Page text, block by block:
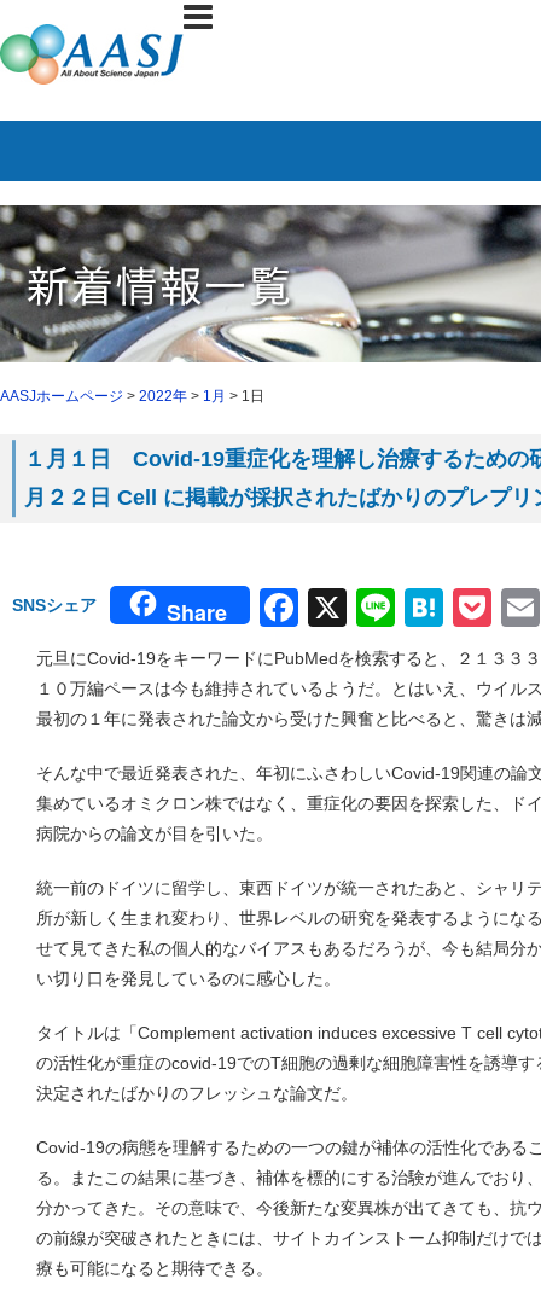
AASJホームページ > 2022年 > 1月 > 1日
１月１日 Covid-19重症化を理解し治療するための
月２２日 Cell に掲載が採択されたばかりのプレプリ
SNSシェア Share Facebook
X Line
元旦にCovid-19をキーワードにPubMedを検索すると、２１３３
１０万編ペースは今も維持されているようだ。とはいえ、ウイル
最初の１年に発表された論文から受けた興奮と比べると、驚きは
そんな中で最近発表された、年初にふさわしいCovid-19関連の論
集めているオミクロン株ではなく、重症化の要因を探索した、ド
病院からの論文が目を引いた。
統一前のドイツに留学し、東西ドイツが統一されたあと、シャリ
所が新しく生まれ変わり、世界レベルの研究を発表するようにな
せて見てきた私の個人的なバイアスもあるだろうが、今も結局分
い切り口を発見しているのに感心した。
タイトルは「Complement activation induces excessive T cell
の活性化が重症のcovid-19でのT細胞の過剰な細胞障害性を誘導
決定されたばかりのフレッシュな論文だ。
Covid-19の病態を理解するための一つの鍵が補体の活性化である
る。またこの結果に基づき、補体を標的にする治験が進んでおり
分かってきた。その意味で、今後新たな変異株が出てきても、抗
の前線が突破されたときには、サイトカインストーム抑制だけで
療も可能になると期待できる。